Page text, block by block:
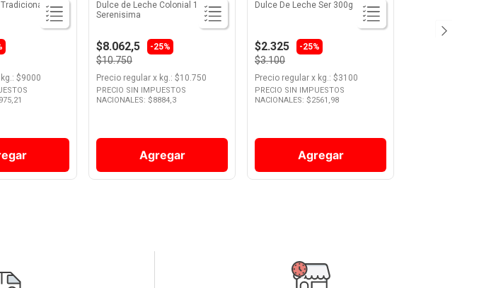
400
kg.: $9000
Dulce de Leche Colonial 1 Kg La
Serenisima
$8.062,5 -25%
$10.750
Precio regular x kg.: $10.750
PRECIO SIN IMPUESTOS
NACIONALES: $8884,3
Agregar
Dulce De Leche Ser 300g
$2.325 -25%
$3.100
Precio regular x kg.: $3100
PRECIO SIN IMPUESTOS
NACIONALES: $2561,98
Agregar